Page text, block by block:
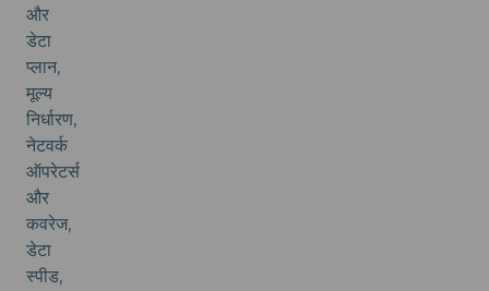
और
डेटा
प्लान,
मूल्य
निर्धारण,
नेटवर्क
ऑपरेटर्स
और
कवरेज,
डेटा
स्पीड,